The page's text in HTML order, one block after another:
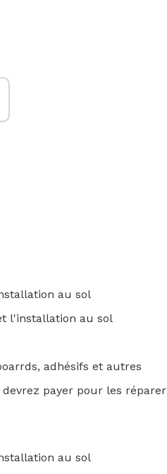
au sol
l'installation au sol
adhésifs et autres
payer pour les
au sol